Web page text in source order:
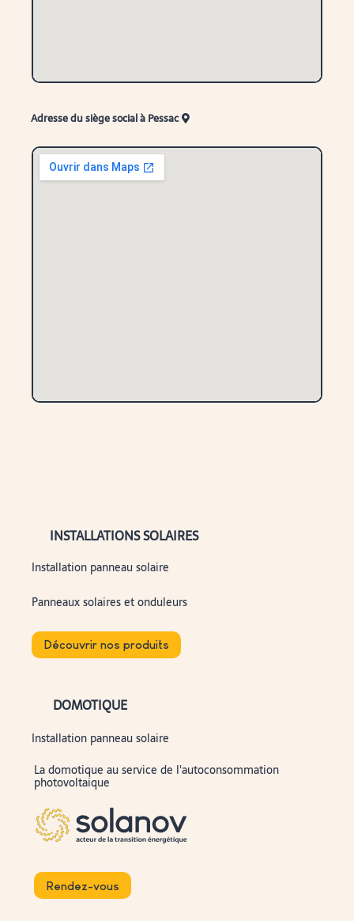
Adresse du siège social à Pessac
INSTALLATIONS SOLAIRES
Installation panneau solaire
Panneaux solaires et onduleurs
Découvrir nos produits
DOMOTIQUE
Installation panneau solaire
La domotique au service de l'autoconsommation
photovoltaique
Rendez-vous